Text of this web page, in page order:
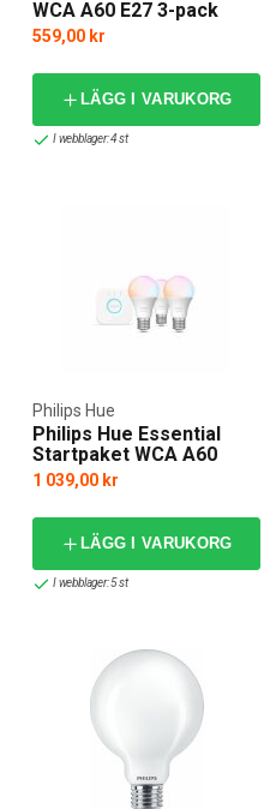
WCA A60 E27 3-pack
559,00 kr
LÄGG I VARUKORG
I webblager: 4 st
Philips Hue Essential
Startpaket WCA A60
3xE27 1xBridge
Philips Hue
1 039,00 kr
LÄGG I VARUKORG
I webblager: 5 st